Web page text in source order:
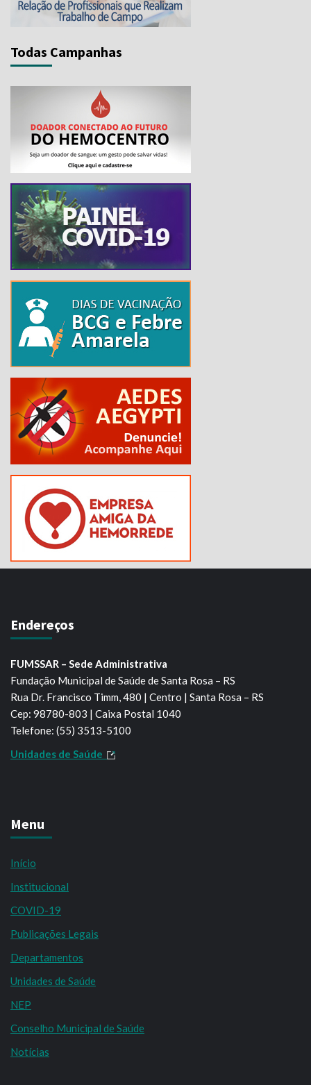
Todas Campanhas
Endereços
FUMSSAR – Sede Administrativa
Fundação Municipal de Saúde de Santa Rosa – RS
Rua Dr. Francisco Timm, 480 | Centro | Santa Rosa – RS
Cep: 98780-803 | Caixa Postal 1040
Telefone: (55) 3513-5100
Unidades de Saúde
Menu
Início
Institucional
COVID-19
Publicações Legais
Departamentos
Unidades de Saúde
NEP
Conselho Municipal de Saúde
Notícias